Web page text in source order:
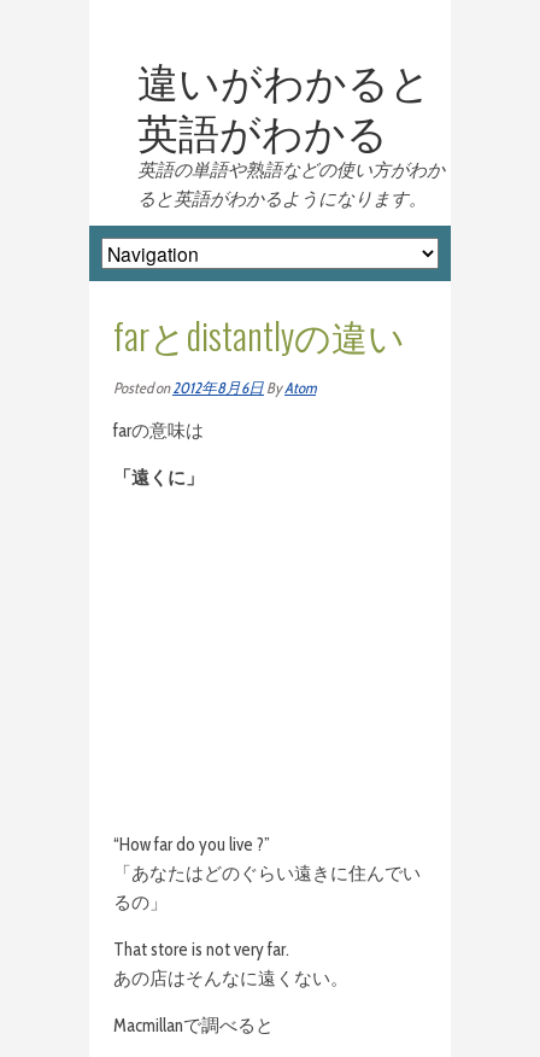
違いがわかると
英語がわかる
英語の単語や熟語などの使い方がわか
ると英語がわかるようになります。
farとdistantlyの違い
Posted on2012年8月6日 ByAtom
farの意味は
「遠くに」
“How far do you live ?”
「あなたはどのぐらい遠きに住んでい
るの」
That store is not very far.
あの店はそんなに遠くない。
Macmillanで調べると